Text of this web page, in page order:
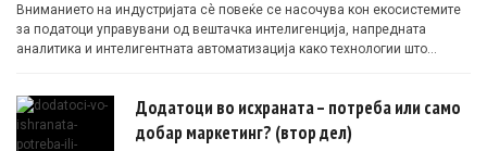
Вниманието на индустријата сè повеќе се насочува кон екосистемите
за податоци управувани од вештачка интелигенција, напредната
аналитика и интелигентната автоматизација како технологии што
Додатоци во исхраната – потреба или само
добар маркетинг? (втор дел)